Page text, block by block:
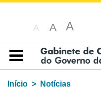
A A A
Índice
Início
Notícias